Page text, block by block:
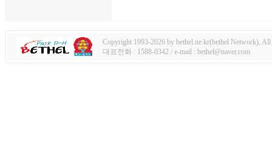
Copyright 1993-2026 by bethel.ne.kr(bethel Network), All
대표전화 : 1588-0342 / e-mail : bethel@naver.com